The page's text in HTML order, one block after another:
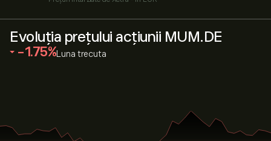
Evoluția prețului acțiunii MUM.DE
‎-1.75‎ Luna trecuta